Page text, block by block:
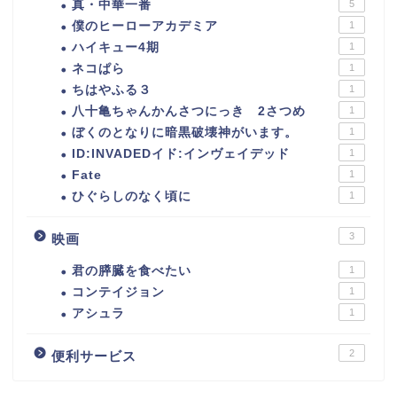
真・中華一番 5
僕のヒーローアカデミア 1
ハイキュー4期 1
ネコぱら 1
ちはやふる３ 1
八十亀ちゃんかんさつにっき 2さつめ 1
ぼくのとなりに暗黒破壊神がいます。 1
ID:INVADEDイド:インヴェイデッド 1
Fate 1
ひぐらしのなく頃に 1
映画 3
君の膵臓を食べたい 1
コンテイジョン 1
アシュラ 1
便利サービス 2